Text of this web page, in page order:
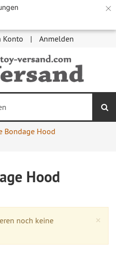
×
Konto Anmelden
Bondage Hood
Hood
×
noch keine